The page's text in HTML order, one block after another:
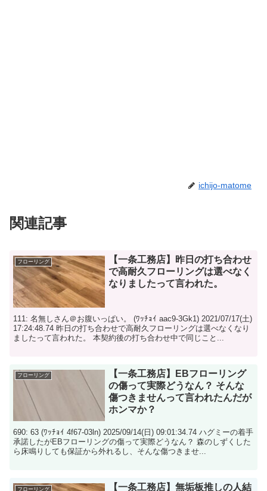
ichijo-matome
関連記事
フローリング
【一条工務店】昨日の打ち合わせ
で高耐久フローリングは選べなく
なりましたって言われた。
111: 名無しさん＠お腹いっぱい。 (ﾜｯﾁｮｲ aac9-3Gk1) 2021/07/17(土)
17:24:48.74 昨日の打ち合わせで高耐久フローリングは選べなくなり
ましたって言われた。 本契約後の打ち合わせ中で同じこと...
フローリング
【一条工務店】EBフローリング
の傷って実際どうなん？ そんな
傷つきませんって言われたんだが
ホンマか？
690: 63 (ﾜｯﾁｮｲ 4f67-03ln) 2025/09/14(日) 09:01:34.74 ハグミーの着手
承諾したがEBフローリングの傷って実際どうなん？ 森のしずくした
ら床鳴りしても保証から外れるし、そんな傷つきませ...
フローリング 【一条工務店】無垢板推しの人結